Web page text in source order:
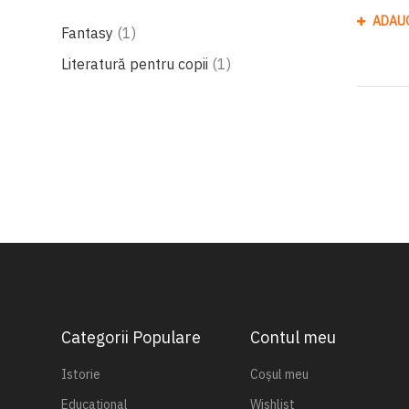
Fantasy 1produs
Literatură pentru copii 1produs
Categorii Populare
Istorie
Educațional
Contul meu
Coșul meu
Wishlist